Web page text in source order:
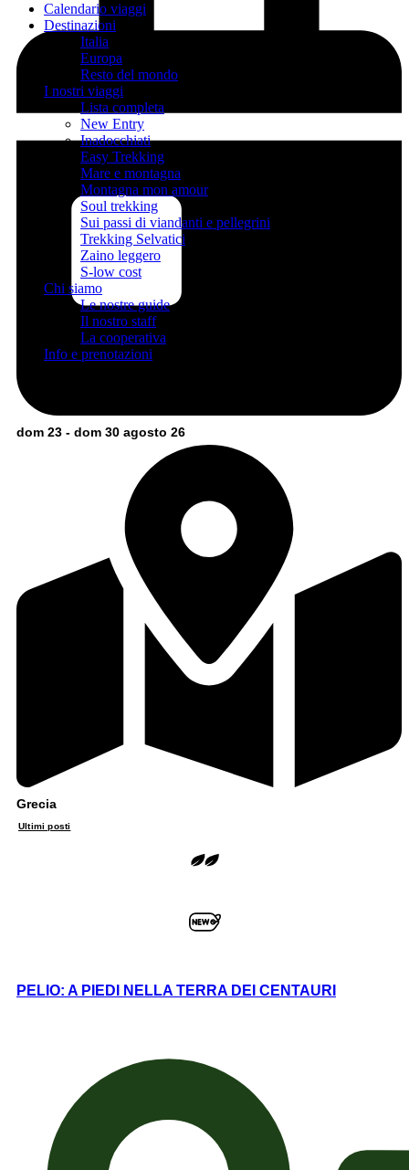
Calendario viaggi
Destinazioni
Italia
Europa
Resto del mondo
I nostri viaggi
Lista completa
New Entry
Inadocchiati
Easy Trekking
Mare e montagna
Montagna mon amour
Soul trekking
Sui passi di viandanti e pellegrini
Trekking Selvatici
Zaino leggero
S-low cost
Chi siamo
Le nostre guide
Il nostro staff
La cooperativa
Info e prenotazioni
dom 23 - dom 30 agosto 26
Grecia
Ultimi posti
PELIO: A PIEDI NELLA TERRA DEI CENTAURI